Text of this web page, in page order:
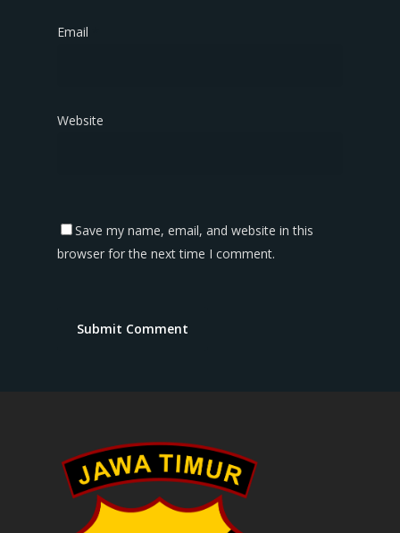
Email
Website
Save my name, email, and website in this
browser for the next time I comment.